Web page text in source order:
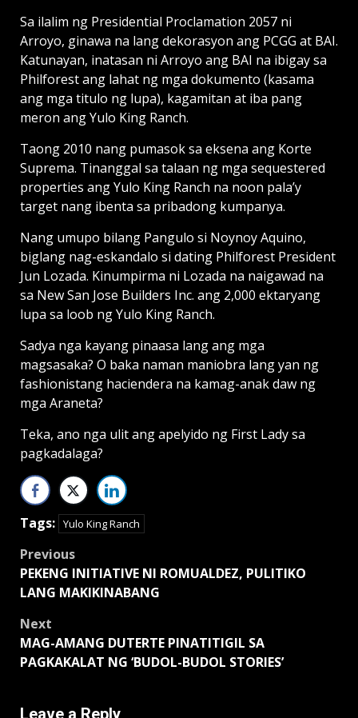
Sa ilalim ng Presidential Proclamation 2057 ni
Arroyo, ginawa na lang dekorasyon ang PCGG at BAI.
Katunayan, inatasan ni Arroyo ang BAI na ibigay sa
Philforest ang lahat ng mga dokumento (kasama
ang mga titulo ng lupa), kagamitan at iba pang
meron ang Yulo King Ranch.
Taong 2010 nang pumasok sa eksena ang Korte
Suprema. Tinanggal sa talaan ng mga sequestered
properties ang Yulo King Ranch na noon pala’y
target nang ibenta sa pribadong kumpanya.
Nang umupo bilang Pangulo si Noynoy Aquino,
biglang nag-eskandalo si dating Philforest President
Jun Lozada. Kinumpirma ni Lozada na naigawad na
sa New San Jose Builders Inc. ang 2,000 ektaryang
lupa sa loob ng Yulo King Ranch.
Sadya nga kayang pinaasa lang ang mga
magsasaka? O baka naman maniobra lang yan ng
fashionistang haciendera na kamag-anak daw ng
mga Araneta?
Teka, ano nga ulit ang apelyido ng First Lady sa
pagkadalaga?
Tags: Yulo King Ranch
Post
navigation
Previous
PEKENG INITIATIVE NI ROMUALDEZ, PULITIKO
LANG MAKIKINABANG
Next
MAG-AMANG DUTERTE PINATITIGIL SA
PAGKAKALAT NG ‘BUDOL-BUDOL STORIES’
Leave a Reply